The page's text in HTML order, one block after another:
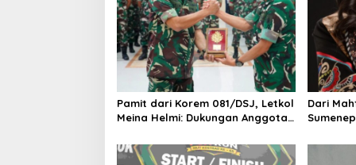
a
t
i
o
n
Pamit dari Korem 081/DSJ, Letkol
Meina Helmi: Dukungan Anggota
Dari
Asal